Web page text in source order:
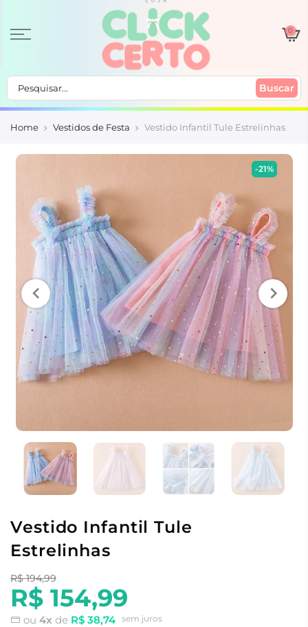
0
Buscar
Home Vestidos de Festa Vestido Infantil Tule Estrelinhas
-21%
Vestido Infantil Tule
Estrelinhas
R$ 194,99
R$ 154,99
ou 4x de R$ 38,74 sem juros